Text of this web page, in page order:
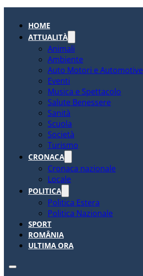
HOME
ATTUALITÀ
Animali
Ambiente
Auto Motori e Automotive
Eventi
Musica e Spettacolo
Salute Benessere
Sanità
Scuola
Società
Turismo
CRONACA
Cronaca nazionale
Locale
POLITICA
Politica Estera
Politica Nazionale
SPORT
ROMÂNIA
ULTIMA ORA